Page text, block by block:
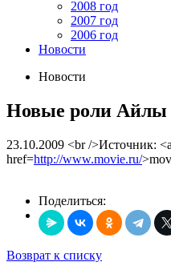
2008 год
2007 год
2006 год
Новости
Новости
Новые роли
23.10.2009 <br />Источник: <a
href=http://www.movie.ru/
Поделиться:
Возврат к списку